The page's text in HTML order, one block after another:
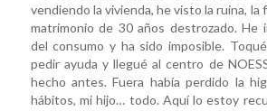
vendiendo la vivienda, he visto la ruina, la
matrimonio de 30 años destrozado. He
del consumo y ha sido imposible.
pedir ayuda y llegué al centro de
hecho antes. Fuera había perdido la
hábitos, mi hijo… todo. Aquí lo estoy